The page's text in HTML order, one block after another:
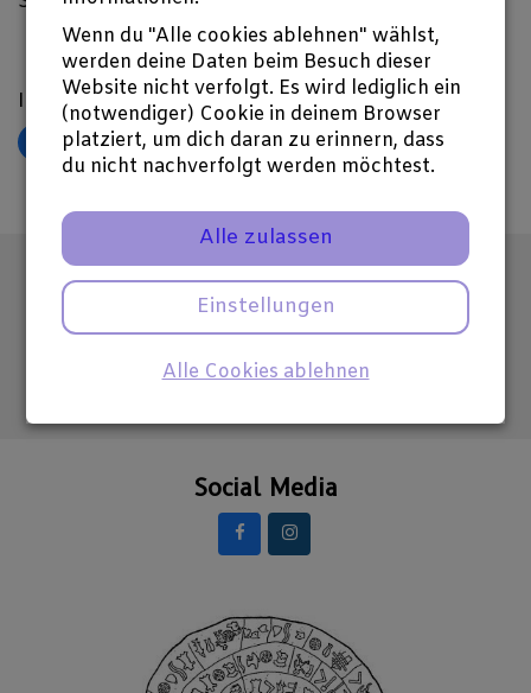
Ihre eXperimentaRedaktion
𝕏
Abonniere unseren Newsletter
Hier E-Mail-Adresse eintragen
Social Media
Wenn du "Alle cookies ablehnen" wählst,
werden deine Daten beim Besuch dieser
Website nicht verfolgt. Es wird lediglich ein
(notwendiger) Cookie in deinem Browser
platziert, um dich daran zu erinnern, dass
du nicht nachverfolgt werden möchtest.
Alle zulassen
Einstellungen
Alle Cookies ablehnen